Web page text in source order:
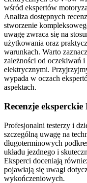
wśród ekspertów
Analiza dostępnych
stworzenie
uwagę zwraca się na
użytkowania oraz
warunkach. Warto
zależności od oczekiwań
elektrycznymi.
wypada w oczach
aspektach.
Recenzje eksperckie
Profesjonalni testerzy i
szczególną uwagę na
długoterminowych
układu jezdnego i
Eksperci doceniają
pojawiają się uwagi
wykończeniowych.